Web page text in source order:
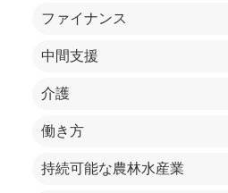
ファイナンス
中間支援
介護
働き方
持続可能な農林水産業